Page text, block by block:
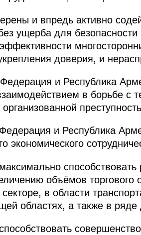
и впредь активно
ущерба для безопасности
доверия, и
и Республика
в борьбе с
организованной
и Республика
экономического
объёмов
секторе, в области
областях, а также в